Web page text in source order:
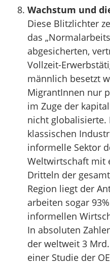
Wachstum und
Diese Blitzlichter
das
abgesicherten,
Vollzeit-
männlich besetzt
MigrantInnen nur
im Zuge der
nicht globalisierte.
klassischen
informelle Sektor
Weltwirtschaft mit
Dritteln der
Region liegt der
arbeiten sogar
informellen
In absoluten
der weltweit 3
einer Studie der